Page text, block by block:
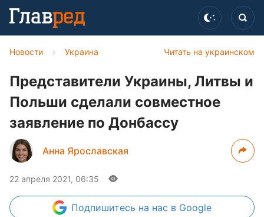
Читать на украинском
Новости › Украина
Представители Украины, Литвы и
Польши сделали совместное
заявление по Донбассу
Анна Ярославская
22 апреля 2021, 06:35
Подпишитесь на нас в Google